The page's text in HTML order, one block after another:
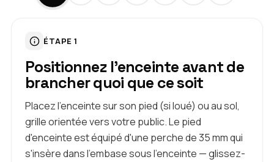
ÉTAPE 1
Positionnez l'enceinte avant de
brancher quoi que ce soit
Placez l'enceinte sur son pied (si loué) ou au sol,
grille orientée vers votre public. Le pied
d'enceinte est équipé d'une perche de 35 mm qui
s'insère dans l'embase sous l'enceinte — glissez-